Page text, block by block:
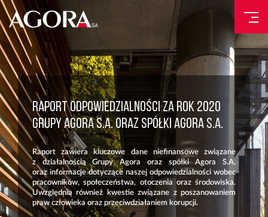
RAPORT ODPOWIEDZIALNOŚCI ZA ROK 2020
GRUPY AGORA S.A. ORAZ SPÓŁKI AGORA S.A.
Raport zawiera kluczowe dane niefinansowe związane
z działalnością Grupy Agora oraz spółki Agora S.A.
oraz informacje dotyczące naszej odpowiedzialności wobec
pracowników, społeczeństwa, otoczenia oraz środowiska.
Uwzględnia również kwestie związane z poszanowaniem
praw człowieka oraz przeciwdziałaniem korupcji.